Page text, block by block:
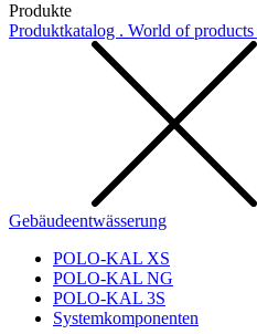
Produkte
Produktkatalog . World of products
Gebäudeentwässerung
POLO-KAL XS
POLO-KAL NG
POLO-KAL 3S
Systemkomponenten